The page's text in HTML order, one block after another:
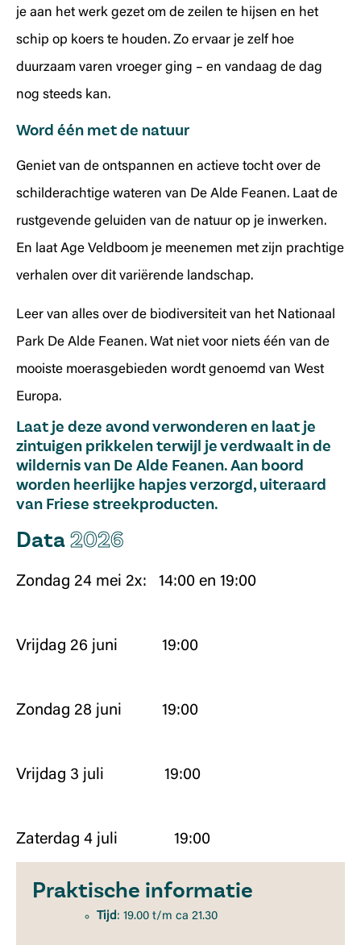
je aan het werk gezet om de zeilen te hijsen en het
schip op koers te houden. Zo ervaar je zelf hoe
duurzaam varen vroeger ging – en vandaag de dag
nog steeds kan.
Word één met de natuur
Geniet van de ontspannen en actieve tocht over de
schilderachtige wateren van De Alde Feanen. Laat de
rustgevende geluiden van de natuur op je inwerken.
En laat Age Veldboom je meenemen met zijn prachtige
verhalen over dit variërende landschap.
Leer van alles over de biodiversiteit van het Nationaal
Park De Alde Feanen. Wat niet voor niets één van de
mooiste moerasgebieden wordt genoemd van West
Europa.
Laat je deze avond verwonderen en laat je
zintuigen prikkelen terwijl je verdwaalt in de
wildernis van De Alde Feanen. Aan boord
worden heerlijke hapjes verzorgd, uiteraard
van Friese streekproducten.
Data 2026
Zondag 24 mei 2x: 14:00 en 19:00
Vrijdag 26 juni 19:00
Zondag 28 juni 19:00
Vrijdag 3 juli 19:00
Zaterdag 4 juli 19:00
Praktische informatie
Tijd: 19.00 t/m ca 21.30